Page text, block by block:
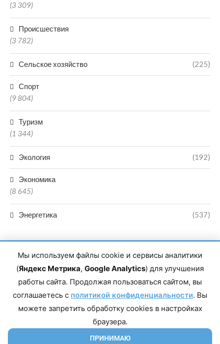
(3 309)
Происшествия
(3 782)
Сельское хозяйство (225)
Спорт
(9 804)
Туризм
(1 344)
Экология (192)
Экономика
(8 645)
Энергетика (537)
Главный редактор сетевого издания Магомаев Тимур Нухович.
Контакты редакции: 8(988)-292-94-34 Почта: vestiskfo@gmail.com По
Республика Дагестан, г. Махачкала, пр-т Насрутдинова, д. 1а. Все
права защищены. Копирование и использование полных материалов
запрещено, частичное цитирование возможно только при условии
Мы используем файлы cookie и сервисы аналитики
(Яндекс Метрика, Google Analytics) для улучшения
работы сайта. Продолжая пользоваться сайтом, вы
соглашаетесь с политикой конфиденциальности. Вы
можете запретить обработку cookies в настройках
браузера.
ПРИНИМАЮ